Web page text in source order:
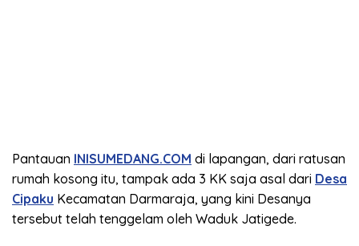
Pantauan INISUMEDANG.COM di lapangan, dari ratusan
rumah kosong itu, tampak ada 3 KK saja asal dari Desa
Cipaku Kecamatan Darmaraja, yang kini Desanya
tersebut telah tenggelam oleh Waduk Jatigede.